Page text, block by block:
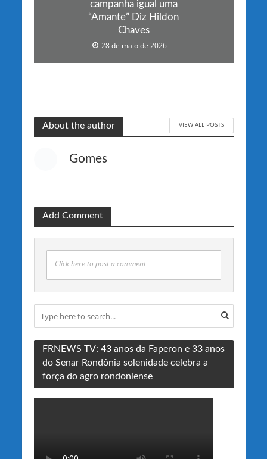
campanha igual uma
“Amante” Diz Hildon
Chaves
28 de maio de 2026
About the author VIEW ALL POSTS
Gomes
Add Comment
Click here to post a comment
FRNEWS TV: 43 anos da Faperon e 33 anos
do Senar Rondônia solenidade celebra a
força do agro rondoniense